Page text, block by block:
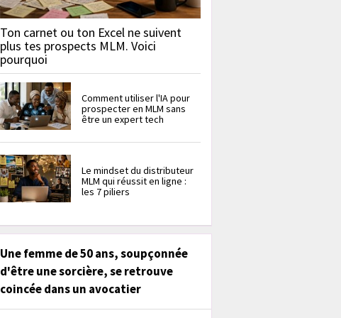
Ton carnet ou ton Excel ne suivent
plus tes prospects MLM. Voici
pourquoi
Comment utiliser l'IA pour
prospecter en MLM sans
être un expert tech
Le mindset du distributeur
MLM qui réussit en ligne :
les 7 piliers
Une femme de 50 ans, soupçonnée
d'être une sorcière, se retrouve
coincée dans un avocatier